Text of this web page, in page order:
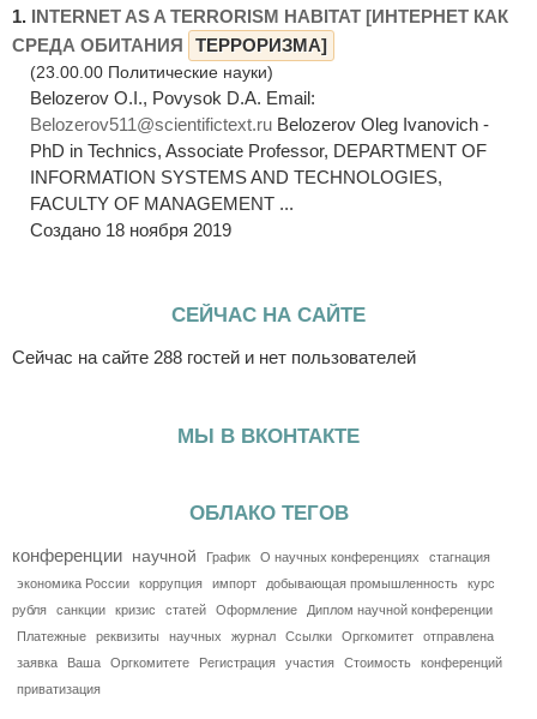
1. INTERNET AS A TERRORISM HABITAT [ИНТЕРНЕТ КАК
СРЕДА ОБИТАНИЯ
ТЕРРОРИЗМА]
(23.00.00 Политические науки)
Belozerov O.I., Povysok D.A. Email:
Belozerov511@scientifictext.ru Belozerov Oleg Ivanovich -
PhD in Technics, Associate Professor, DEPARTMENT OF
INFORMATION SYSTEMS AND TECHNOLOGIES,
FACULTY OF MANAGEMENT ...
Создано 18 ноября 2019
СЕЙЧАС НА САЙТЕ
Сейчас на сайте 288 гостей и нет пользователей
МЫ В ВКОНТАКТЕ
ОБЛАКО ТЕГОВ
конференции научной График О научных конференциях
стагнация
экономика России
коррупция импорт добывающая промышленность
курс
рубля
санкции кризис статей Оформление
Диплом научной конференции
Платежные
реквизиты научных журнал Ссылки Оргкомитет
отправлена
заявка
Ваша Оргкомитете Регистрация участия Стоимость
конференций
приватизация